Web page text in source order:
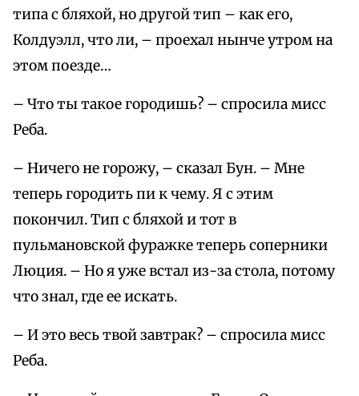
типа с бляхой, но другой тип – как его,
Колдуэлл, что ли, – проехал нынче утром на
этом поезде…
– Что ты такое городишь? – спросила мисс
Реба.
– Ничего не горожу, – сказал Бун. – Мне
теперь городить пи к чему. Я с этим
покончил. Тип с бляхой и тот в
пульмановской фуражке теперь соперники
Люция. – Но я уже встал из-за стола, потому
что знал, где ее искать.
– И это весь твой завтрак? – спросила мисс
Реба.